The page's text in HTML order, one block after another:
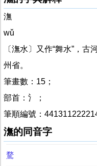
潕
wǔ
〔潕水〕又作“舞水”，
州省。
筆畫數：15；
部首：氵；
筆順編號：
潕的同音字
騖